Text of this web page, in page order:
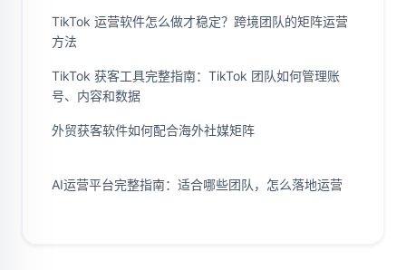
TikTok 运营软件怎么做才稳定？跨境团队的矩阵运营
方法
TikTok 获客工具完整指南：TikTok 团队如何管理账
号、内容和数据
外贸获客软件如何配合海外社媒矩阵
AI运营平台完整指南：适合哪些团队，怎么落地运营